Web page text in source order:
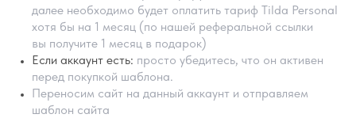
далее необходимо будет оплатить тариф Tilda Personal
хотя бы на 1 месяц (по нашей реферальной ссылки
вы получите 1 месяц в подарок)
Если аккаунт есть: просто убедитесь, что он активен
перед покупкой шаблона.
Переносим сайт на данный аккаунт и отправляем
шаблон сайта
ПОМОЩЬ В НАСТРОЙКИ
ШАБЛОНА